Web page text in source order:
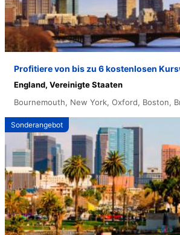
Profitiere von bis zu 6 kostenlosen
England, Vereinigte Staaten
Bournemouth, New York, Oxford, Boston,
Sonderangebot